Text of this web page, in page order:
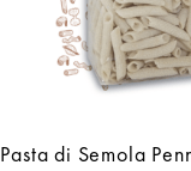
Pasta di Semola